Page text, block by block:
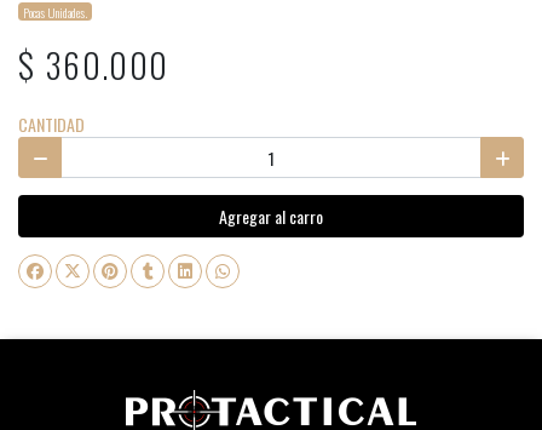
Pocas Unidades.
$ 360.000
CANTIDAD
Agregar al carro